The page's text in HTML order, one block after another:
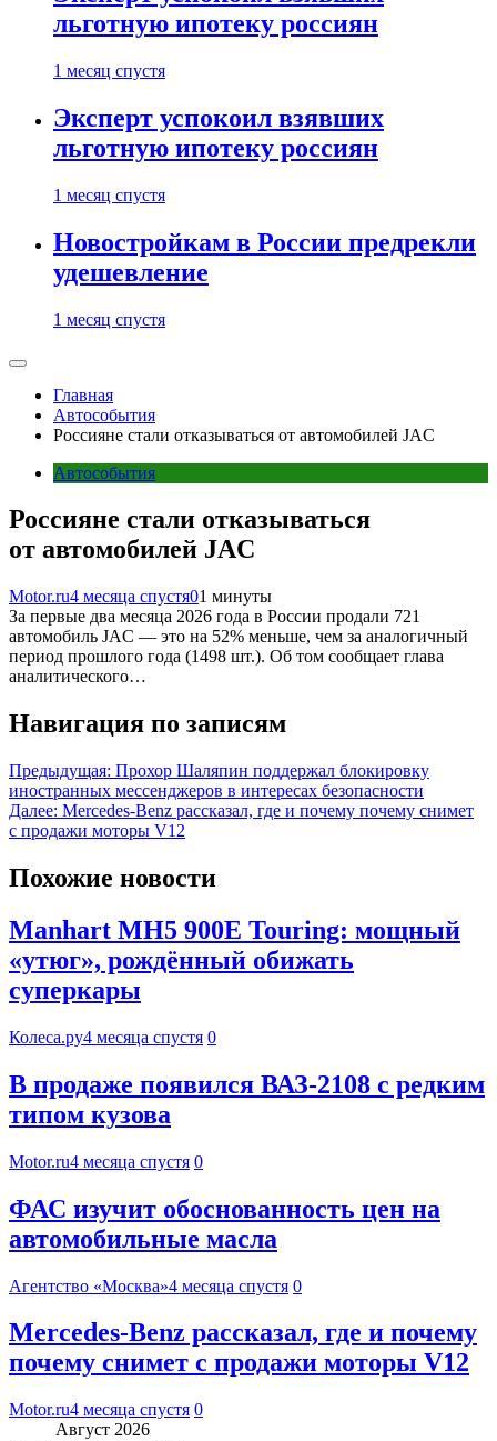
льготную ипотеку россиян
1 месяц спустя
Эксперт успокоил взявших
льготную ипотеку россиян
1 месяц спустя
Новостройкам в России предрекли
удешевление
1 месяц спустя
Главная
Автособытия
Россияне стали отказываться от автомобилей JAC
Автособытия
Россияне стали отказываться
от автомобилей JAC
Motor.ru4 месяца спустя01 минуты
За первые два месяца 2026 года в России продали 721
автомобиль JAC — это на 52% меньше, чем за аналогичный
период прошлого года (1498 шт.). Об том сообщает глава
аналитического…
Навигация по записям
Предыдущая: Прохор Шаляпин поддержал блокировку
иностранных мессенджеров в интересах безопасности
Далее: Mercedes-Benz рассказал, где и почему почему снимет
с продажи моторы V12
Похожие новости
Manhart MH5 900E Touring: мощный
«утюг», рождённый обижать
суперкары
Колеса.ру4 месяца спустя 0
В продаже появился ВАЗ-2108 с редким
типом кузова
Motor.ru4 месяца спустя 0
ФАС изучит обоснованность цен на
автомобильные масла
Агентство «Москва»4 месяца спустя 0
Mercedes-Benz рассказал, где и почему
почему снимет с продажи моторы V12
Motor.ru4 месяца спустя 0
Август 2026